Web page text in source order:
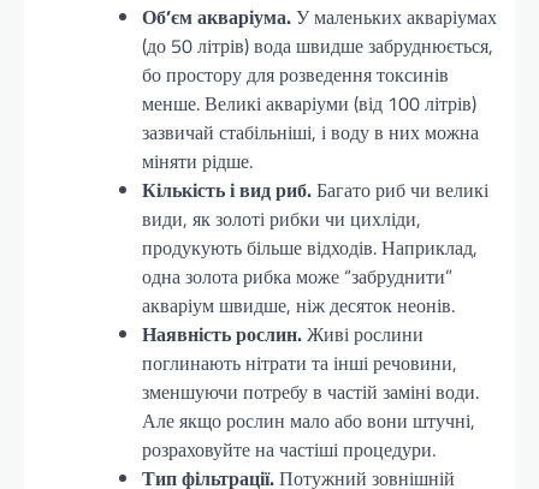
Об’єм акваріума.У маленьких акваріумах
(до 50 літрів) вода швидше забруднюється,
бо простору для розведення токсинів
менше. Великі акваріуми (від 100 літрів)
зазвичай стабільніші, і воду в них можна
міняти рідше.
Кількість і вид риб.Багато риб чи великі
види, як золоті рибки чи цихліди,
продукують більше відходів. Наприклад,
одна золота рибка може “забруднити”
акваріум швидше, ніж десяток неонів.
Наявність рослин.Живі рослини
поглинають нітрати та інші речовини,
зменшуючи потребу в частій заміні води.
Але якщо рослин мало або вони штучні,
розраховуйте на частіші процедури.
Тип фільтрації.Потужний зовнішній